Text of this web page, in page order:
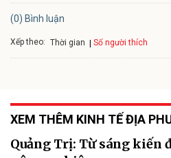
(0) Bình luận
Xếp theo: Thời gian Số người thích
XEM THÊM KINH TẾ ĐỊA
Quảng Trị: Từ sáng kiến